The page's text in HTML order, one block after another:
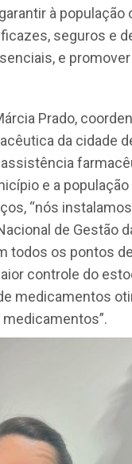
à população
seguros e
e
Prado,
da cidade
e a
“nós
de Gestão
todos os pontos
controle do
medicamentos